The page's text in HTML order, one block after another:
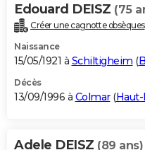
Edouard DEISZ (75
Créer une cagnotte obsèques
Naissance
15/05/1921 à Schiltigheim (
Décès
13/09/1996 à Colmar(
Adele DEISZ (89 ans)